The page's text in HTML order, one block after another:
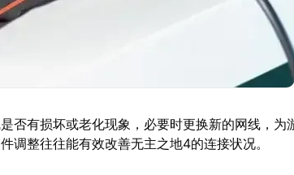
否有损坏或老化现象，必要时更换新的网线，为
调整往往能有效改善无主之地4的连接状况。